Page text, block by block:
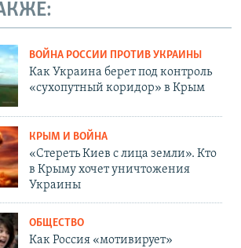
ВОЙНА РОССИИ ПРОТИВ УКРАИНЫ
Как Украина берет под контроль
«сухопутный коридор» в Крым
КРЫМ И ВОЙНА
«Стереть Киев с лица земли». Кто
в Крыму хочет уничтожения
Украины
ОБЩЕСТВО
Как Россия «мотивирует»